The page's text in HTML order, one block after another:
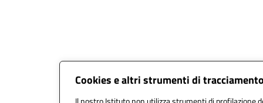
Cookies e altri strumenti di